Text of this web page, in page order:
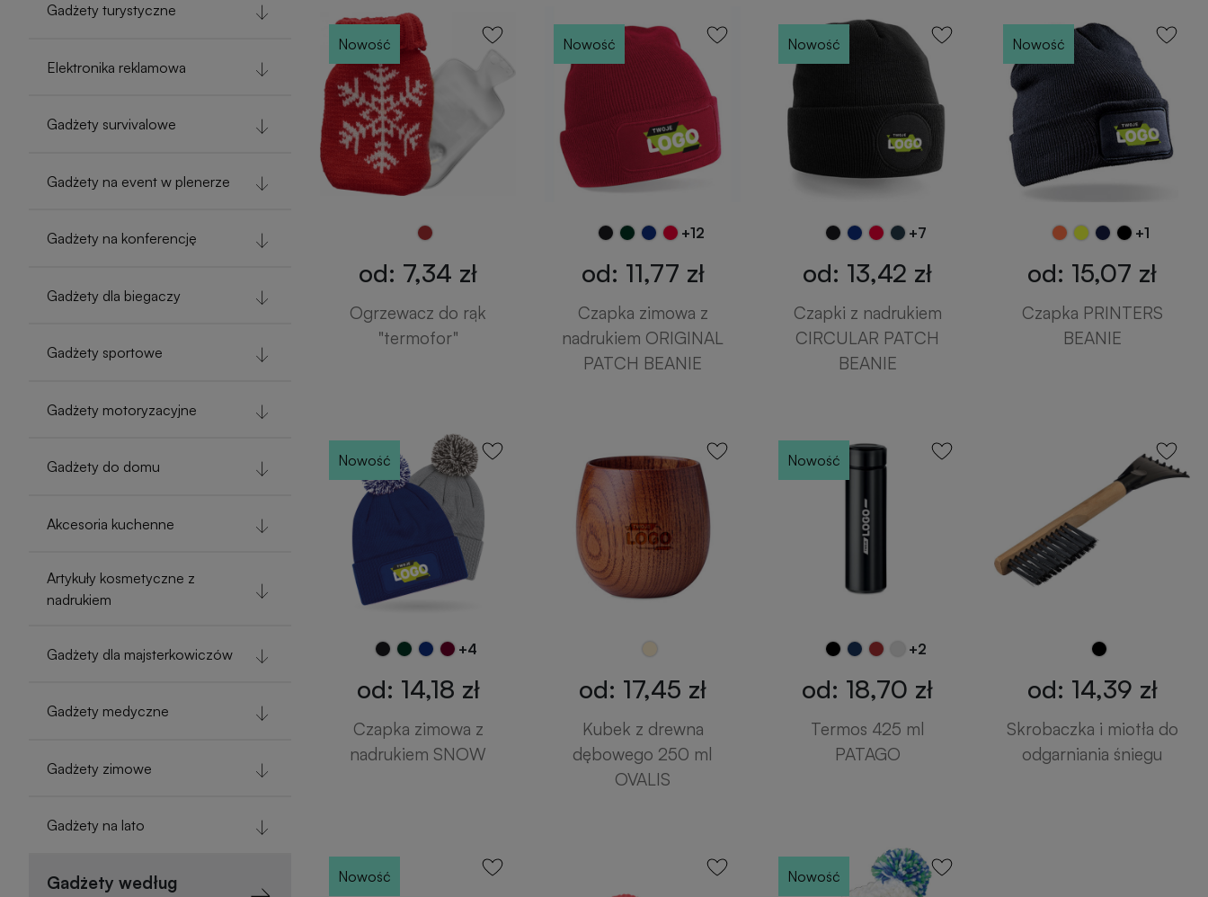
Gadżety turystyczne
Elektronika reklamowa
Gadżety survivalowe
Gadżety na event w plenerze
Gadżety na konferencję
Gadżety dla biegaczy
Gadżety sportowe
Gadżety motoryzacyjne
Gadżety do domu
Akcesoria kuchenne
Artykuły kosmetyczne z
nadrukiem
Gadżety dla majsterkowiczów
Gadżety medyczne
Gadżety zimowe
Gadżety na lato
Gadżety według
Nowość
od: 7,34 zł
Ogrzewacz do rąk
"termofor"
Nowość
+12
od: 11,77 zł
Czapka zimowa z
nadrukiem ORIGINAL
PATCH BEANIE
Nowość
+7
od: 13,42 zł
Czapki z nadrukiem
CIRCULAR PATCH
BEANIE
Nowość
+1
od: 15,07 zł
Czapka PRINTERS
BEANIE
Nowość
+4
od: 14,18 zł
Czapka zimowa z
nadrukiem SNOW
od: 17,45 zł
Kubek z drewna
dębowego 250 ml
OVALIS
Nowość
+2
od: 18,70 zł
Termos 425 ml
PATAGO
od: 14,39 zł
Skrobaczka i miotła do
odgarniania śniegu
Nowość Nowość